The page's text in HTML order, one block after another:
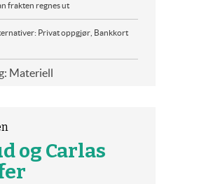
frakten regnes ut
Privat oppgjør, Bankkort
Materiell
og Carlas